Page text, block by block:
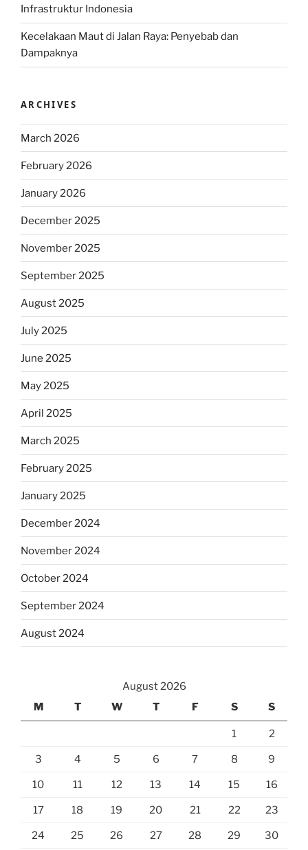
Infrastruktur Indonesia
Kecelakaan Maut di Jalan Raya: Penyebab dan
Dampaknya
ARCHIVES
March 2026
February 2026
January 2026
December 2025
November 2025
September 2025
August 2025
July 2025
June 2025
May 2025
April 2025
March 2025
February 2025
January 2025
December 2024
November 2024
October 2024
September 2024
August 2024
August 2026
M
T W T F S S
1 2
3 4 5 6 7 8 9
10 11 12 13 14 15 16
17 18 19 20 21 22 23
24 25 26 27 28 29 30